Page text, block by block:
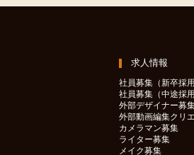
求人情報
社員募集（新卒採用
社員募集（中途採用
外部デザイナー募
外部動画編集クリ
カメラマン募集
ライター募集
メイク募集